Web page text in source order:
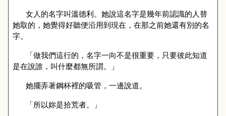
女人的名字叫溫德利。她說這名字是幾年前認識的人替
她取的，她覺得好聽便沿用到現在，在那之前她還有別的名
字。
「做我們這行的，名字一向不是很重要，只要彼此知道
是在說誰，叫什麼都無所謂。」
她擺弄著鋼杯裡的吸管，一邊說道。
「所以妳是拾荒者。」